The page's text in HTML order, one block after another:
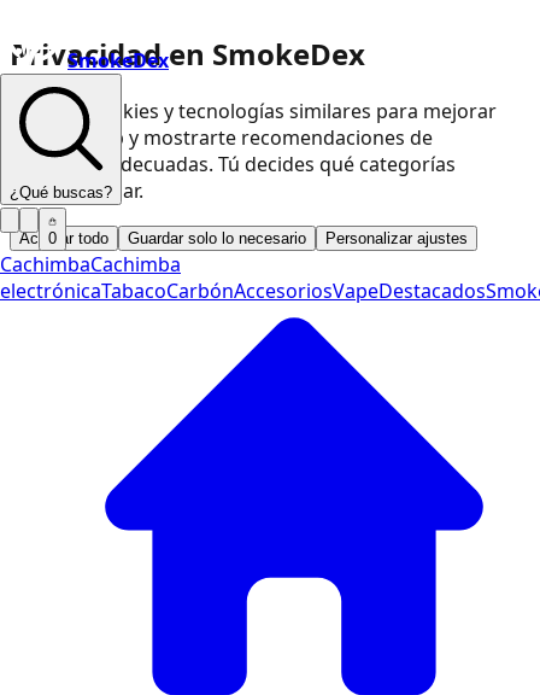
Privacidad en SmokeDex
Usamos cookies y tecnologías similares para mejorar
nuestra web y mostrarte recomendaciones de
productos adecuadas. Tú decides qué categorías
podemos usar.
Aceptar todo Guardar solo lo necesario Personalizar ajustes
SmokeDex
¿Qué buscas?
0
CachimbaCachimba
electrónicaTabacoCarbónAccesoriosVapeDestacados